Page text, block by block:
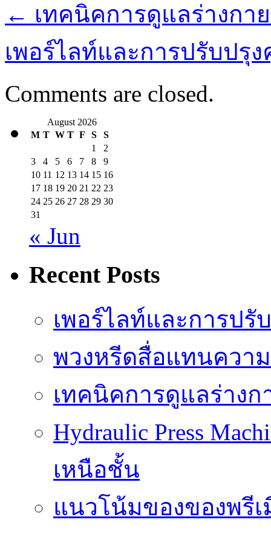
← เทคนิคการดูแลร่างกา
เพอร์ไลท์และการปรับป
Comments are closed.
August 2026
M T W T F S
S
1
2
3
4 5 6 7 8
9
10 11 12 13 14 15 16
17 18 19 20 21 22 23
24 25 26 27 28 29 30
31
« Jun
Recent Posts
เพอร์ไลท์และการป
พวงหรีดสื่อแทนควา
เทคนิคการดูแลร่างก
Hydraulic Press
เหนือชั้น
แนวโน้มของของพรี